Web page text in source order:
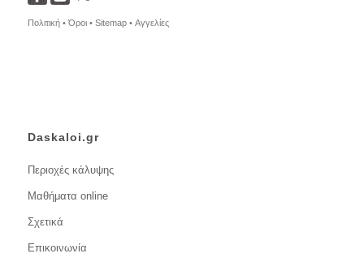
Πολιτική •Όροι • Sitemap • Αγγελίες
Daskaloi.gr
Περιοχές κάλυψης
Μαθήματα online
Σχετικά
Επικοινωνία